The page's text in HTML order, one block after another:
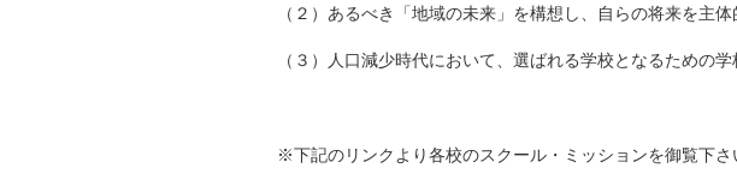
（２）あるべき「地域の未来」を構想し、自らの将来を主体
（３）人口減少時代において、選ばれる学校となるための学
※下記のリンクより各校のスクール・ミッションを御覧下さ